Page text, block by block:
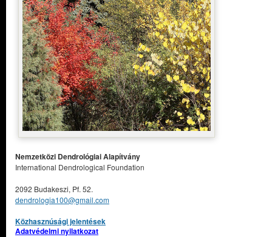
Nemzetközi Dendrológiai Alapítvány
International Dendrological Foundation
2092 Budakeszi, Pf. 52.
dendrologia100@gmail.com
Közhasznúsági jelentések
Adatvédelmi nyilatkozat